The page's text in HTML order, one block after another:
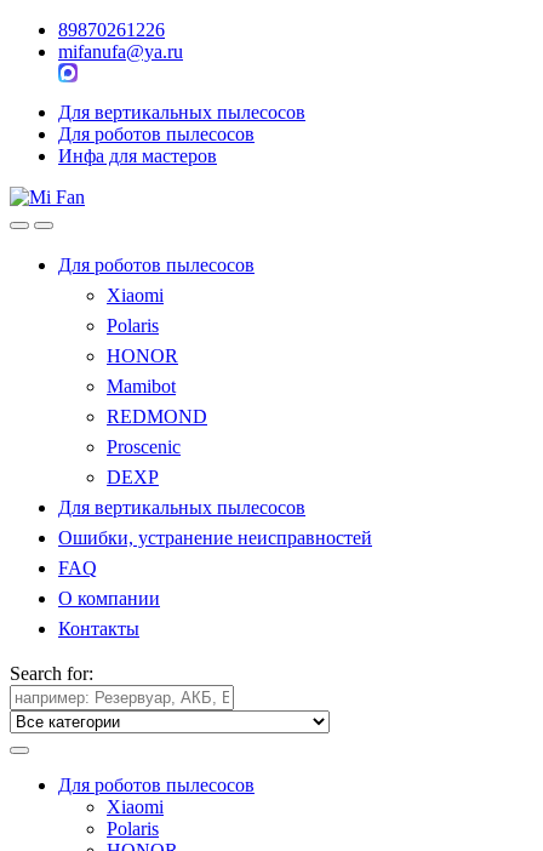
89870261226
mifanufa@ya.ru
Для вертикальных пылесосов
Для роботов пылесосов
Инфа для мастеров
Для роботов пылесосов
Xiaomi
Polaris
HONOR
Mamibot
REDMOND
Proscenic
DEXP
Для вертикальных пылесосов
Ошибки, устранение неисправностей
FAQ
О компании
Контакты
Search for:
Для роботов пылесосов
Xiaomi
Polaris